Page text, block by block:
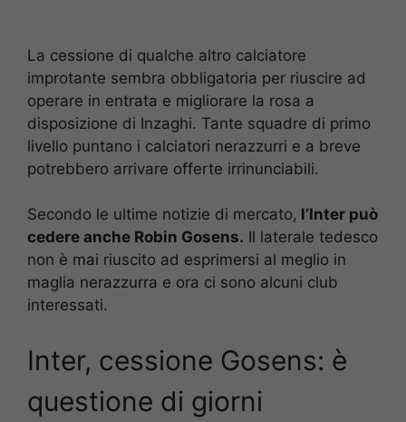
La cessione di qualche altro calciatore
improtante sembra obbligatoria per riuscire ad
operare in entrata e migliorare la rosa a
disposizione di Inzaghi. Tante squadre di primo
livello puntano i calciatori nerazzurri e a breve
potrebbero arrivare offerte irrinunciabili.
Secondo le ultime notizie di mercato, l’Inter può
cedere anche Robin Gosens. Il laterale tedesco
non è mai riuscito ad esprimersi al meglio in
maglia nerazzurra e ora ci sono alcuni club
interessati.
Inter, cessione Gosens: è
questione di giorni